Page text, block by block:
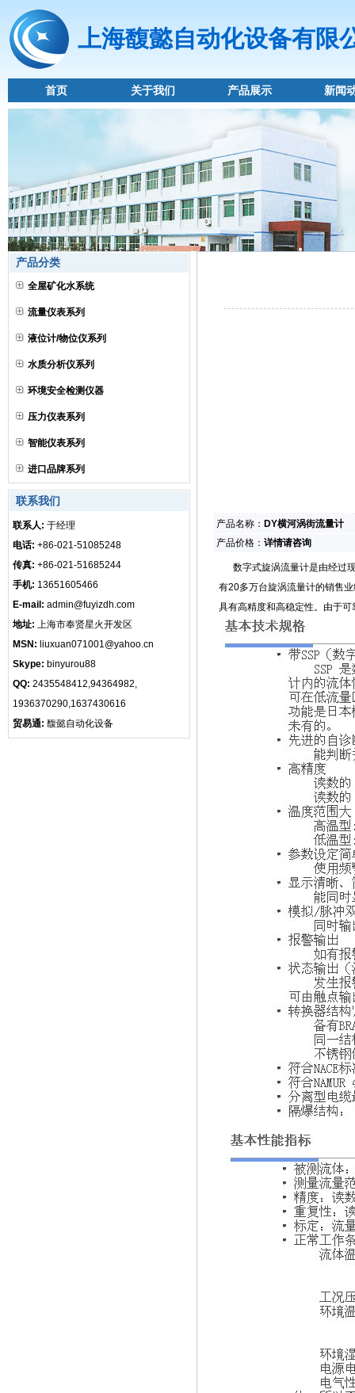
上海馥懿自动化设备有限
首页 关于我们 产品展示 新闻
产品分类
全屋矿化水系统
流量仪表系列
液位计/物位仪系列
水质分析仪系列
环境安全检测仪器
压力仪表系列
智能仪表系列
进口品牌系列
联系我们
联系人: 于经理
电话: +86-021-51085248
传真: +86-021-51685244
手机: 13651605466
E-mail: admin@fuyizdh.com
地址: 上海市奉贤星火开发区
MSN: liuxuan071001@yahoo.cn
Skype: binyurou88
QQ: 2435548412,94364982,
1936370290,1637430616
贸易通: 馥懿自动化设备
产品名称： DY横河涡街流量计
产品价格： 详情请咨询
数字式旋涡流量计是由经过现
有20多万台旋涡流量计的销售
具有高精度和高稳定性。由于